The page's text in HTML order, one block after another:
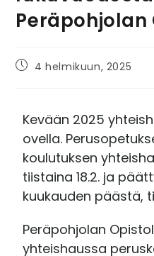
4 helmikuun, 2025
Kevään 2025
ovella.
koulutuksen
tiistaina 18.2. ja
kuukauden päästä,
Peräpohjolan
yhteishaussa